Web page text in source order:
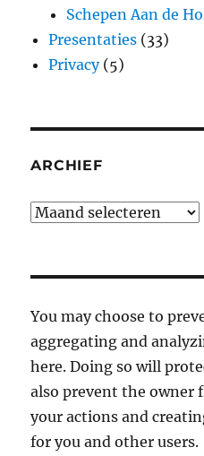
Schepen Aan de
Presentaties (33)
Privacy(5)
ARCHIEF
Archief
You may choose to
aggregating and
here. Doing so will
also prevent the owner
your actions and
for you and other users.